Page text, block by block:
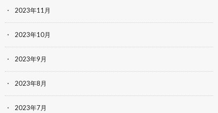
2023年11月
2023年10月
2023年9月
2023年8月
2023年7月